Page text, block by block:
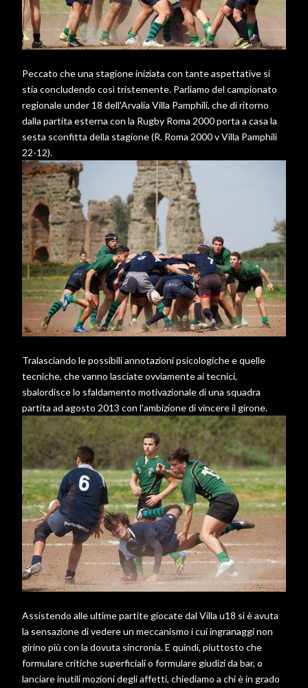
Peccato che una stagione iniziata con tante aspettative si
stia concludendo così tristemente. Parliamo del campionato
regionale under 18 dell'Arvalia Villa Pamphili, che di ritorno
dalla partita esterna con la Rugby Roma 2000 porta a casa la
sesta sconfitta della stagione (R. Roma 2000 v Villa Pamphili
22-12).
Tralasciando le possibili annotazioni psicologiche e quelle
tecniche, che vanno lasciate ovviamente ai tecnici,
sbalordisce lo sfaldamento motivazionale di una squadra
partita ad agosto 2013 con l'ambizione di vincere il girone.
Assistendo alle ultime partite giocate dal Villa u18 si è avuta
la sensazione di vedere un meccanismo i cui ingranaggi non
girino più con la dovuta sincronia. E quindi, piuttosto che
formulare critiche superficiali o formulare giudizi da bar, o
lanciare inutili mozioni degli affetti, chiediamo a chi è in grado